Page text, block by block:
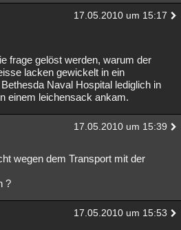
17.05.2010 um 15:17
frage gelöst werden, warum der
lacken gewickelt in ein
Naval Hospital lediglich in
einem leichensack ankam.
17.05.2010 um 15:39
wegen dem Transport mit der
?
17.05.2010 um 15:53